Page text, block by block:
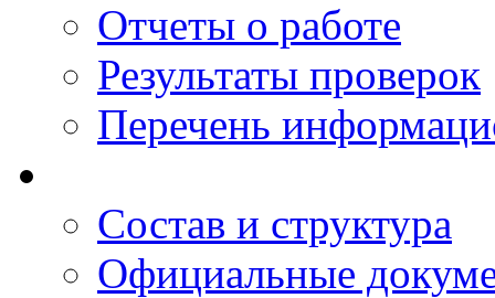
Отчеты о работе
Результаты проверок
Перечень
Состав и структура
Официальные